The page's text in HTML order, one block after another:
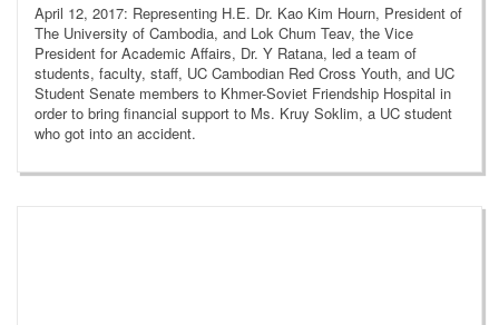
April 12, 2017: Representing H.E. Dr. Kao Kim Hourn, President of
The University of Cambodia, and Lok Chum Teav, the Vice
President for Academic Affairs, Dr. Y Ratana, led a team of
students, faculty, staff, UC Cambodian Red Cross Youth, and UC
Student Senate members to Khmer-Soviet Friendship Hospital in
order to bring financial support to Ms. Kruy Soklim, a UC student
who got into an accident.